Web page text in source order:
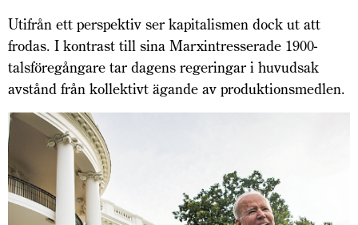
Utifrån ett perspektiv ser kapitalismen dock ut att
frodas. I kontrast till sina Marxintresserade 1900-
talsföregångare tar dagens regeringar i huvudsak
avstånd från kollektivt ägande av produktionsmedlen.